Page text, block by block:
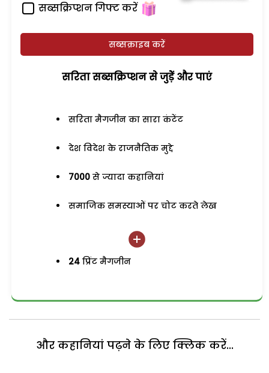
सब्सक्रिप्शन गिफ्ट करें
सब्सक्राइब करें
सरिता सब्सक्रिप्शन से जुड़ेें और पाएं
सरिता मैगजीन का सारा कंटेंट
देश विदेश के राजनैतिक मुद्दे
7000 से ज्यादा कहानियां
समाजिक समस्याओं पर चोट करते लेख
24 प्रिंट मैगजीन
और कहानियां पढ़ने के लिए क्लिक करें...